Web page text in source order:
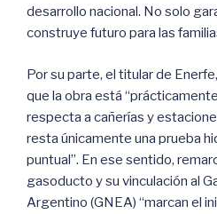
desarrollo nacional. No solo
construye futuro para las
Por su parte, el titular de
que la obra está
respecta a cañerías y
resta únicamente una prueba
puntual”. En ese sentido,
gasoducto y su vinculación al
Argentino (GNEA) “marcan el